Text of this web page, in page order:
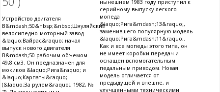
Устройство двигателя
В&mdash;50&nbsp;&nbsp;Шяуляйский
велосипедно-моторный завод
&laquo;Вайрас&raquo; начал
выпуск нового двигателя
В&mdash;50 рабочим объемом
49,8 см3. Он предназначен для
мокиков &laquo;Рига&raquo; и
&laquo;Карпаты&raquo;
(&laquo;За рулем&raquo;, 1982, №
нынешнем 1983 году приступил к
серийному выпуску легкого
мопеда
&laquo;Рига&mdash;13&raquo;,
заменившего популярную модель
&laquo;Рига&mdash;11&raquo;.
Как и все мопеды этого типа, он
не имеет коробки передач и
оснащен вспомогательным
педальным приводом. Новая
модель отличается от
предыдущей и внешне, и
улучшенными техническими